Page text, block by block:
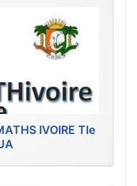
IVOIRE Tle